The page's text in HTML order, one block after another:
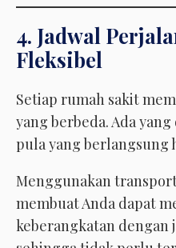
4. Jadwal
Fleksibel
Setiap rumah sakit
yang berbeda. Ada
pula yang berlangsung
Menggunakan
membuat Anda dapat
keberangkatan dengan